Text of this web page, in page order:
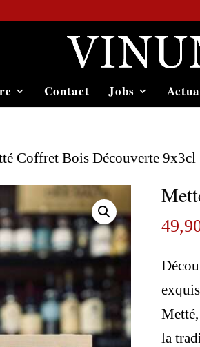
Contact Jobs
Coffret Bois Découverte 9x3cl
la